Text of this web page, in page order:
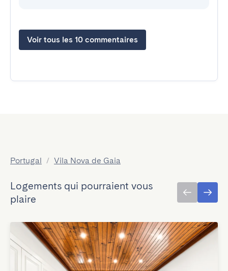
Voir tous les 10 commentaires
Portugal / Vila Nova de Gaia
Logements qui pourraient vous
plaire